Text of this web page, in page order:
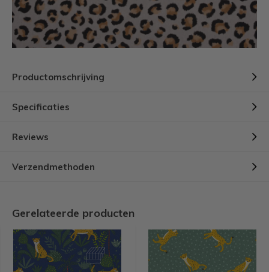
Productomschrijving
Specificaties
Reviews
Verzendmethoden
Gerelateerde producten